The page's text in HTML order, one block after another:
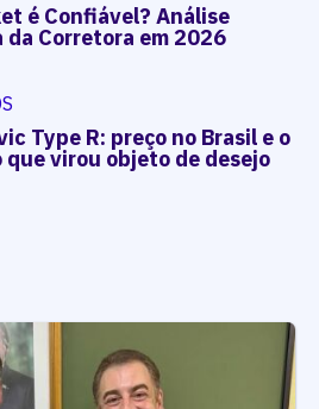
é Confiável? Análise
da Corretora em 2026
Type R: preço no Brasil e o
virou objeto de desejo